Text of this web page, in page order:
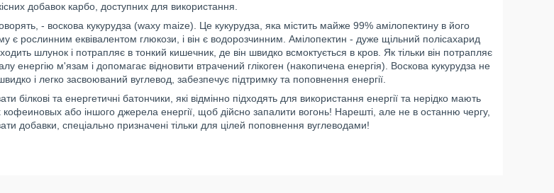
добавок карбо, доступних для використання.
- воскова кукурудза (waxy maize). Це кукурудза, яка містить майже 99% амілопектину в його
є рослинним еквівалентом глюкози, і він є водорозчинним. Амілопектин - дуже щільний полісахарид
шлунок і потрапляє в тонкий кишечник, де він швидко всмоктується в кров. Як тільки він потрапляє
енергію м'язам і допомагає відновити втрачений глікоген (накопичена енергія). Воскова кукурудза не
і легко засвоюваний вуглевод, забезпечує підтримку та поповнення енергії.
білкові та енергетичні батончики, які відмінно підходять для використання енергії та нерідко мають
або іншого джерела енергії, щоб дійсно запалити вогонь! Нарешті, але не в останню чергу,
добавки, спеціально призначені тільки для цілей поповнення вуглеводами!